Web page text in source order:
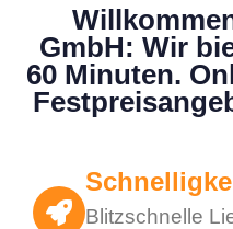
GmbH: Wir
60 Minuten.
Blitzschnelle